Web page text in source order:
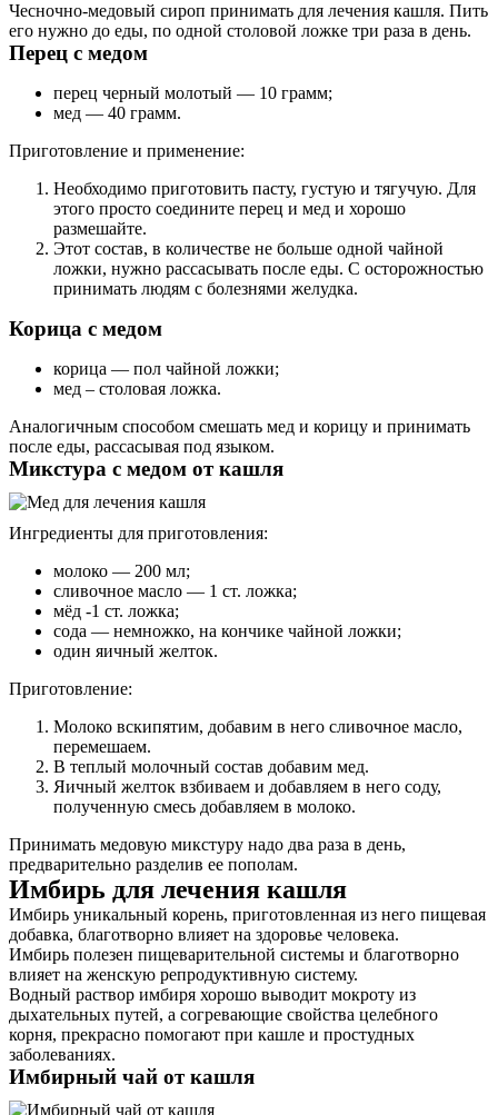
Чесночно-медовый сироп принимать для лечения кашля. Пить
его нужно до еды, по одной столовой ложке три раза в день.
Перец с медом
перец черный молотый — 10 грамм;
мед — 40 грамм.
Приготовление и применение:
Необходимо приготовить пасту, густую и тягучую. Для
этого просто соедините перец и мед и хорошо
размешайте.
Этот состав, в количестве не больше одной чайной
ложки, нужно рассасывать после еды. С осторожностью
принимать людям с болезнями желудка.
Корица с медом
корица — пол чайной ложки;
мед – столовая ложка.
Аналогичным способом смешать мед и корицу и принимать
после еды, рассасывая под языком.
Микстура с медом от кашля
Ингредиенты для приготовления:
молоко — 200 мл;
сливочное масло — 1 ст. ложка;
мёд -1 ст. ложка;
сода — немножко, на кончике чайной ложки;
один яичный желток.
Приготовление:
Молоко вскипятим, добавим в него сливочное масло,
перемешаем.
В теплый молочный состав добавим мед.
Яичный желток взбиваем и добавляем в него соду,
полученную смесь добавляем в молоко.
Принимать медовую микстуру надо два раза в день,
предварительно разделив ее пополам.
Имбирь для лечения кашля
Имбирь уникальный корень, приготовленная из него пищевая
добавка, благотворно влияет на здоровье человека.
Имбирь полезен пищеварительной системы и благотворно
влияет на женскую репродуктивную систему.
Водный раствор имбиря хорошо выводит мокроту из
дыхательных путей, а согревающие свойства целебного
корня, прекрасно помогают при кашле и простудных
заболеваниях.
Имбирный чай от кашля